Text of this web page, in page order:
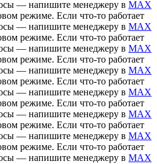
— напишите менеджеру в MAX
режиме. Если что-то работает
— напишите менеджеру в MAX
режиме. Если что-то работает
— напишите менеджеру в MAX
режиме. Если что-то работает
— напишите менеджеру в MAX
режиме. Если что-то работает
— напишите менеджеру в MAX
режиме. Если что-то работает
— напишите менеджеру в MAX
режиме. Если что-то работает
— напишите менеджеру в MAX
режиме. Если что-то работает
— напишите менеджеру в MAX